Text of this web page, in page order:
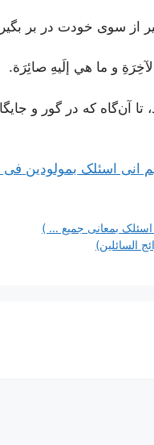
از سوی خودت در بر
و ما هي إلَيهِ صائِرَة.
آن‌گاه که در گور و
انی اسئلک بمولودین
اسئلک بمعانی جمیع … )
السائلین)